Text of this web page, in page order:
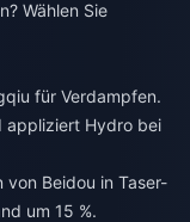
Wählen Sie
für Verdampfen.
appliziert Hydro bei
von Beidou in Taser-
um 15 %.